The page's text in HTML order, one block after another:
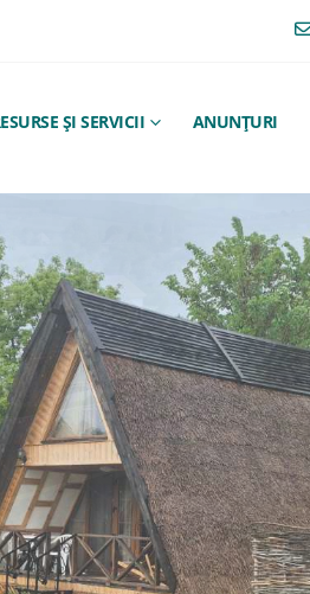
ȘI SERVICII ANUNȚURI